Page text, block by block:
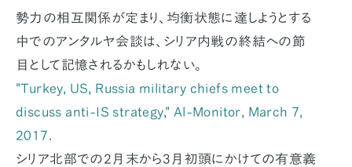
勢力の相互関係が定まり、均衡状態に達しようとする
中でのアンタルヤ会談は、シリア内戦の終結への節
目として記憶されるかもしれない。
"Turkey, US, Russia military chiefs meet to
discuss anti-IS strategy," Al-Monitor, March 7,
2017.
シリア北部での2月末から3月初頭にかけての有意義